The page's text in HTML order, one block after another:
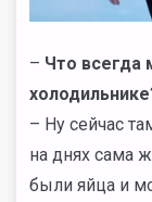
– Что всегда
– Ну сейчас
на днях сама
были яйца и